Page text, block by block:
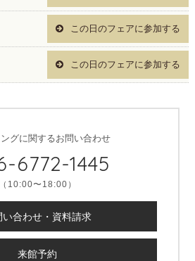
この日のフェアに参加する
この日のフェアに参加する
グに関するお問い合わせ
6772-1445
（10:00〜18:00）
い合わせ・資料請求
来館予約